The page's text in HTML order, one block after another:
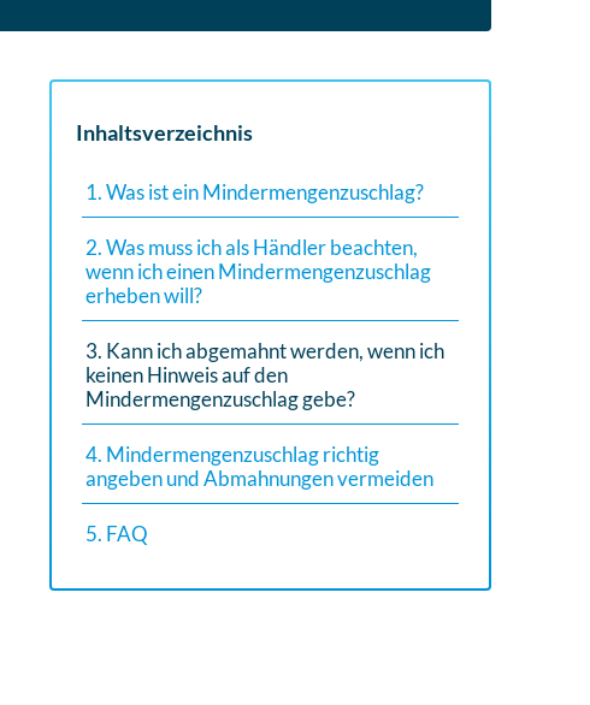
Inhaltsverzeichnis
1. Was ist ein Mindermengenzuschlag?
2. Was muss ich als Händler beachten,
wenn ich einen Mindermengenzuschlag
erheben will?
3. Kann ich abgemahnt werden, wenn ich
keinen Hinweis auf den
Mindermengenzuschlag gebe?
4. Mindermengenzuschlag richtig
angeben und Abmahnungen vermeiden
5. FAQ